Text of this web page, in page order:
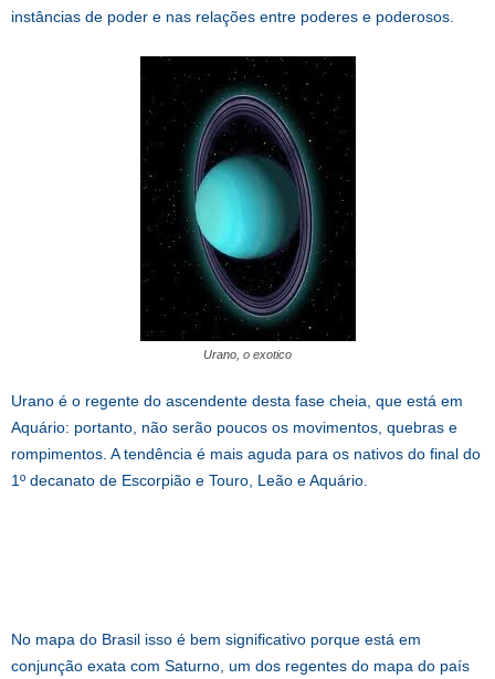
instâncias de poder e nas relações entre poderes e poderosos.
Urano, o exotico
Urano é o regente do ascendente desta fase cheia, que está em
Aquário: portanto, não serão poucos os movimentos, quebras e
rompimentos. A tendência é mais aguda para os nativos do final do
1º decanato de Escorpião e Touro, Leão e Aquário.
No mapa do Brasil isso é bem significativo porque está em
conjunção exata com Saturno, um dos regentes do mapa do país